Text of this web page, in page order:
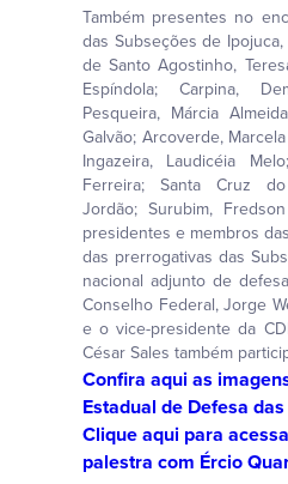
Também presentes no
das Subseções de
de Santo Agostinho,
Espíndola; Carpina,
Pesqueira, Márcia
Galvão; Arcoverde,
Ingazeira, Laudicéia
Ferreira; Santa Cruz
Jordão; Surubim,
presidentes e membros
das prerrogativas das
nacional adjunto de
Conselho Federal, Jorge
e o vice-presidente da
César Sales também
Confira aqui as
Estadual de Defesa
Clique aqui para
palestra com Ércio